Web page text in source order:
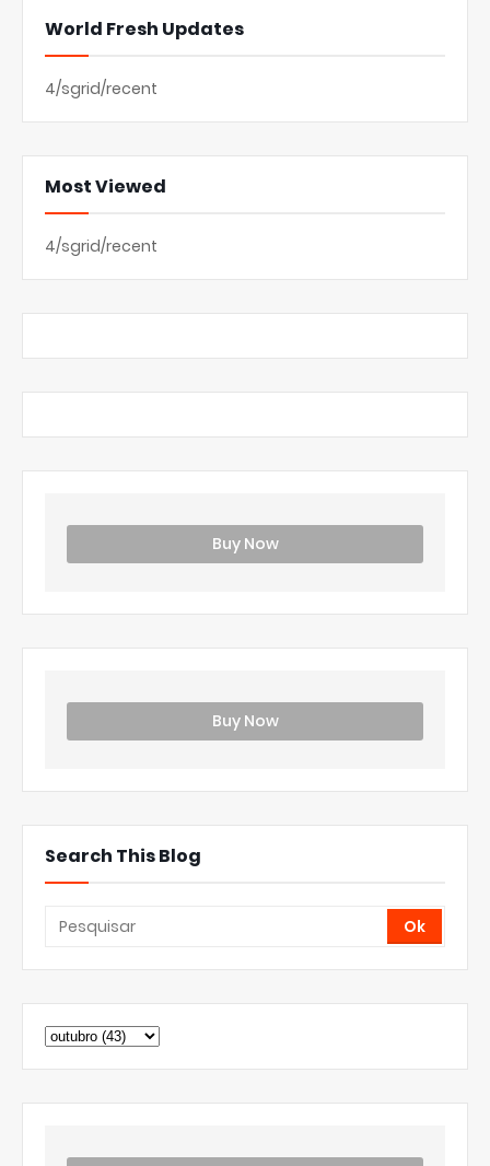
World Fresh Updates
4/sgrid/recent
Most Viewed
4/sgrid/recent
Buy Now
Buy Now
Search This Blog